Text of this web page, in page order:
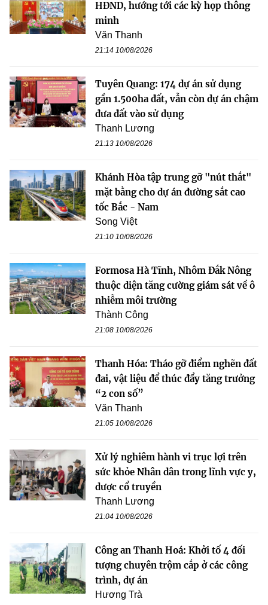
HĐND, hướng tới các kỳ họp thông
minh
Văn Thanh
21:14 10/08/2026
Tuyên Quang: 174 dự án sử dụng
gần 1.500ha đất, vẫn còn dự án chậm
đưa đất vào sử dụng
Thanh Lương
21:13 10/08/2026
Khánh Hòa tập trung gỡ "nút thắt"
mặt bằng cho dự án đường sắt cao
tốc Bắc - Nam
Song Việt
21:10 10/08/2026
Formosa Hà Tĩnh, Nhôm Đắk Nông
thuộc diện tăng cường giám sát về ô
nhiễm môi trường
Thành Công
21:08 10/08/2026
Thanh Hóa: Tháo gỡ điểm nghẽn đất
đai, vật liệu để thúc đẩy tăng trưởng
“2 con số”
Văn Thanh
21:05 10/08/2026
Xử lý nghiêm hành vi trục lợi trên
sức khỏe Nhân dân trong lĩnh vực y,
dược cổ truyền
Thanh Lương
21:04 10/08/2026
Công an Thanh Hoá: Khởi tố 4 đối
tượng chuyên trộm cắp ở các công
trình, dự án
Hương Trà